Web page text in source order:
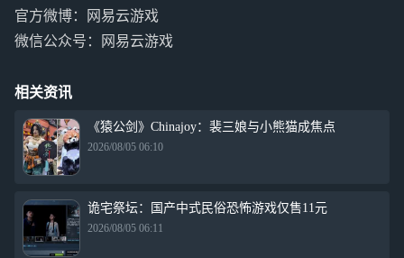
官方微博：网易云游戏
微信公众号：网易云游戏
相关资讯
《猿公剑》Chinajoy：裴三娘与小熊猫成焦点
2026/08/05 06:10
诡宅祭坛：国产中式民俗恐怖游戏仅售11元
2026/08/05 06:11